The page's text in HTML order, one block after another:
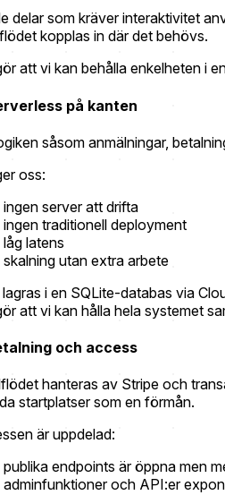
delar som kräver interaktivitet
kopplas in där det behövs.
att vi kan behålla enkelheten i
på kanten
såsom anmälningar,
oss:
ingen server att drifta
ingen traditionell deployment
låg latens
skalning utan extra arbete
i en SQLite-databas via
att vi kan hålla hela systemet
och access
hanteras av Stripe och
startplatser som en förmån.
är uppdelad:
publika endpoints är öppna men
adminfunktioner och API:er